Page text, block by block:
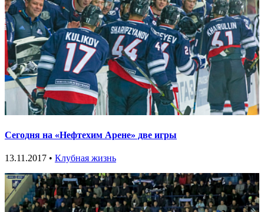
Сегодня на «Нефтехим Арене» две игры
13.11.2017 • Клубная жизнь